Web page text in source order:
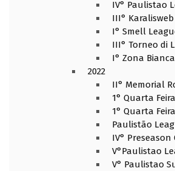
IV° Paulistao
III° Karalisweb
I° Smell
III° Torneo di
I° Zona Bianca
2022
II° Memorial
1° Quarta
1° Quarta
Paulistão
IV° Preseason
V°Paulistao
V° Paulistao